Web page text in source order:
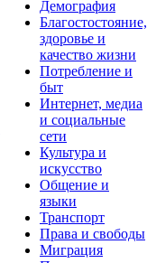
Демография
Благостостояние,
здоровье и
качество жизни
Потребление и
быт
Интернет, медиа
и социальные
сети
Культура и
искусство
Общение и
языки
Транспорт
Права и свободы
Миграция